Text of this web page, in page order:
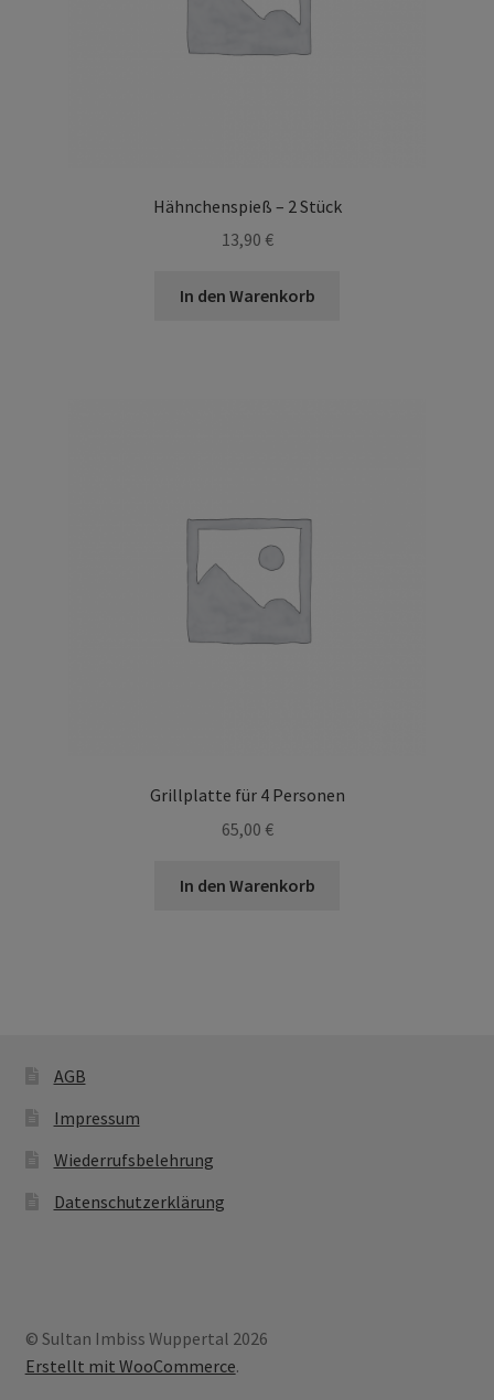
Hähnchenspieß – 2 Stück
13,90 €
In den Warenkorb
Grillplatte für 4 Personen
65,00 €
In den Warenkorb
AGB
Impressum
Wiederrufsbelehrung
Datenschutzerklärung
© Sultan Imbiss Wuppertal 2026
Erstellt mit WooCommerce.